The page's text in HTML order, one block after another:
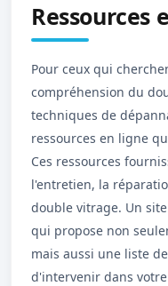
Ressources
Pour ceux qui
compréhension du
techniques de
ressources en ligne
Ces ressources
l'entretien, la
double vitrage. Un
qui propose non
mais aussi une liste
d'intervenir dans